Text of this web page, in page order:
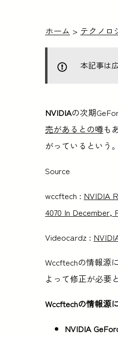
ホーム > テクノロ
本記事は
NVIDIAの次期
売があるとの噂も
がっているという。
Source
wccftech : NVIDIA
4070 In December,
Videocardz :
Wccftechの情報源
よって修正が必要
Wccftechの情報源
NVIDIA